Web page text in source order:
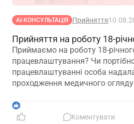
АІ-КОНСУЛЬТАЦІЯ Прийняття
Прийняття на роботу 18-
Приймаємо на роботу 18-
працевлаштування? Чи
працевлаштуванні особа
проходження медичного
потрібно брати довдку з
проходження навчаня?
4
Коментувати